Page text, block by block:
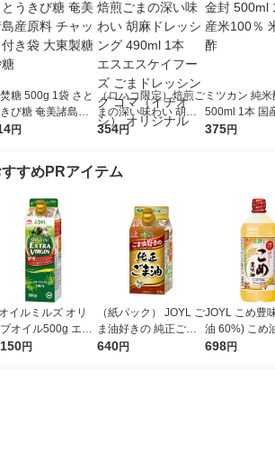
糖 500g 1袋 さと
び糖 奄美諸島産
チャック付き袋
円
（ロハコ限定）焙煎ご
まの深い味わい 胡麻
ドレッシング 490ml 1
ゴマ（イチオシ） オ
354円
ミツカン 純
500ml 1本 国
0％ 米酢 食酢
375円
すめPRアイテム
イルミルズ オリ
オイル500g エキ
ラバージン スペ
円
（紙パック） JOYL ご
ま油好きの 純正ごま
油 300g 1本 味の素 J-
640円
JOYL こめ豊
油 60%) こめ油 ブレ
ンド 味の素
698円